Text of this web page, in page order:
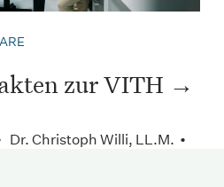
zur VITH
Dr. Christoph Willi, LL.M. •